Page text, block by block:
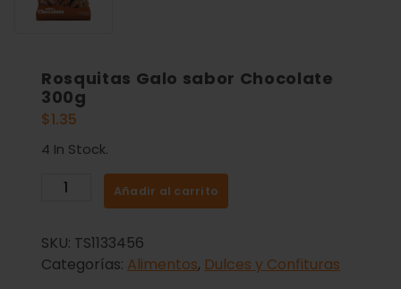
Rosquitas Galo sabor Chocolate
300g
$1.35
4 In Stock.
Añadir al carrito
SKU: TS1133456
Categorías: Alimentos, Dulces y Confituras